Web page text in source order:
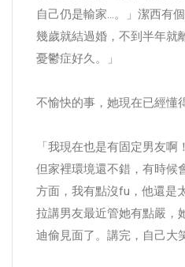
自己仍是輸家…。」潔西有
幾歲就結過婚，不到半年就
憂鬱症好久。」
不愉快的事，她現在已經懂
「我現在也是有固定男友啊
但家裡環境還不錯，有時候
方面，我有點沒fu，他還是
拉講男友最近管她有點嚴，
迪偷見面了。講完，自己大